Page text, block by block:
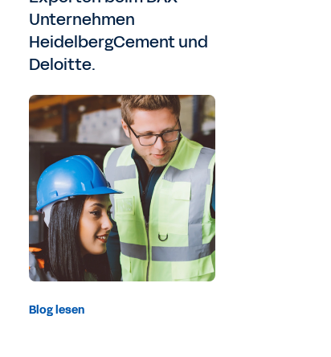
Unternehmen
HeidelbergCement und
Deloitte.
Blog lesen